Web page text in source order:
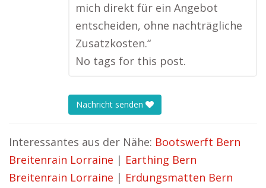
mich direkt für ein Angebot
entscheiden, ohne nachträgliche
Zusatzkosten.“
No tags for this post.
Nachricht senden
Interessantes aus der Nähe: Bootswerft Bern
Breitenrain Lorraine | Earthing Bern
Breitenrain Lorraine | Erdungsmatten Bern